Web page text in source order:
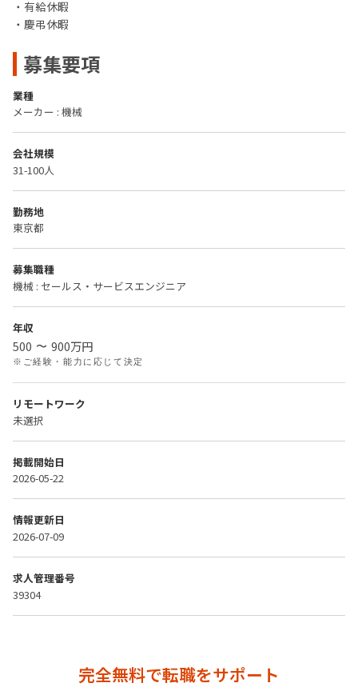
・有給休暇
・慶弔休暇
募集要項
業種
メーカー : 機械
会社規模
31-100人
勤務地
東京都
募集職種
機械 : セールス・サービスエンジニア
年収
500 〜 900万円
※ご経験・能力に応じて決定
リモートワーク
未選択
掲載開始日
2026-05-22
情報更新日
2026-07-09
求人管理番号
39304
完全無料で転職をサポート